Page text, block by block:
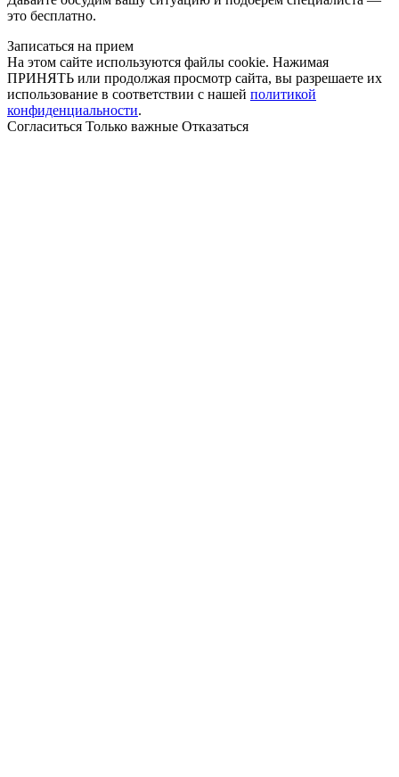
это бесплатно.
Записаться на прием
На этом сайте используются файлы cookie. Нажимая
ПРИНЯТЬ или продолжая просмотр сайта, вы разрешаете их
использование в соответствии с нашей политикой
конфиденциальности.
Согласиться Только важные Отказаться